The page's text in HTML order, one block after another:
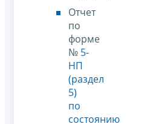
Отчет
по
форме
№ 5-
НП
(раздел
5)
по
состоянию